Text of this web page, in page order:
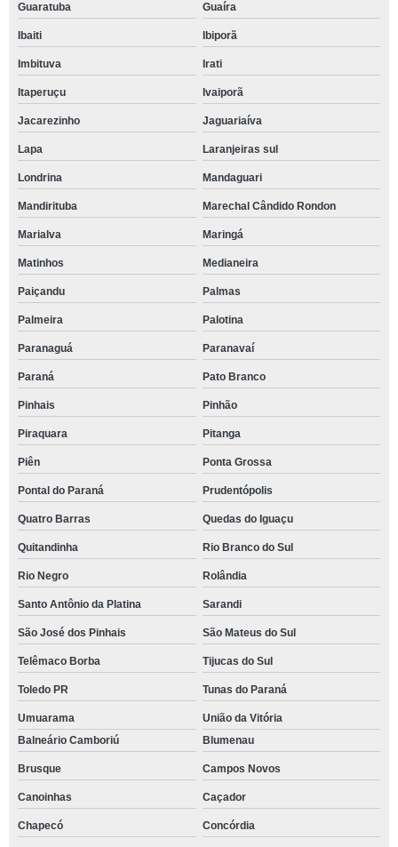
Guaratuba Guaíra
Ibaiti Ibiporã
Imbituva Irati
Itaperuçu Ivaiporã
Jacarezinho Jaguariaíva
Lapa Laranjeiras sul
Londrina Mandaguari
Mandirituba Marechal Cândido Rondon
Marialva Maringá
Matinhos Medianeira
Paiçandu Palmas
Palmeira Palotina
Paranaguá Paranavaí
Paraná Pato Branco
Pinhais Pinhão
Piraquara Pitanga
Piên Ponta Grossa
Pontal do Paraná Prudentópolis
Quatro Barras Quedas do Iguaçu
Quitandinha Rio Branco do Sul
Rio Negro Rolândia
Santo Antônio da Platina Sarandi
São José dos Pinhais São Mateus do Sul
Telêmaco Borba Tijucas do Sul
Toledo PR Tunas do Paraná
Umuarama
União da Vitória
Balneário Camboriú
Blumenau
Brusque Campos Novos
Canoinhas Caçador
Chapecó Concórdia